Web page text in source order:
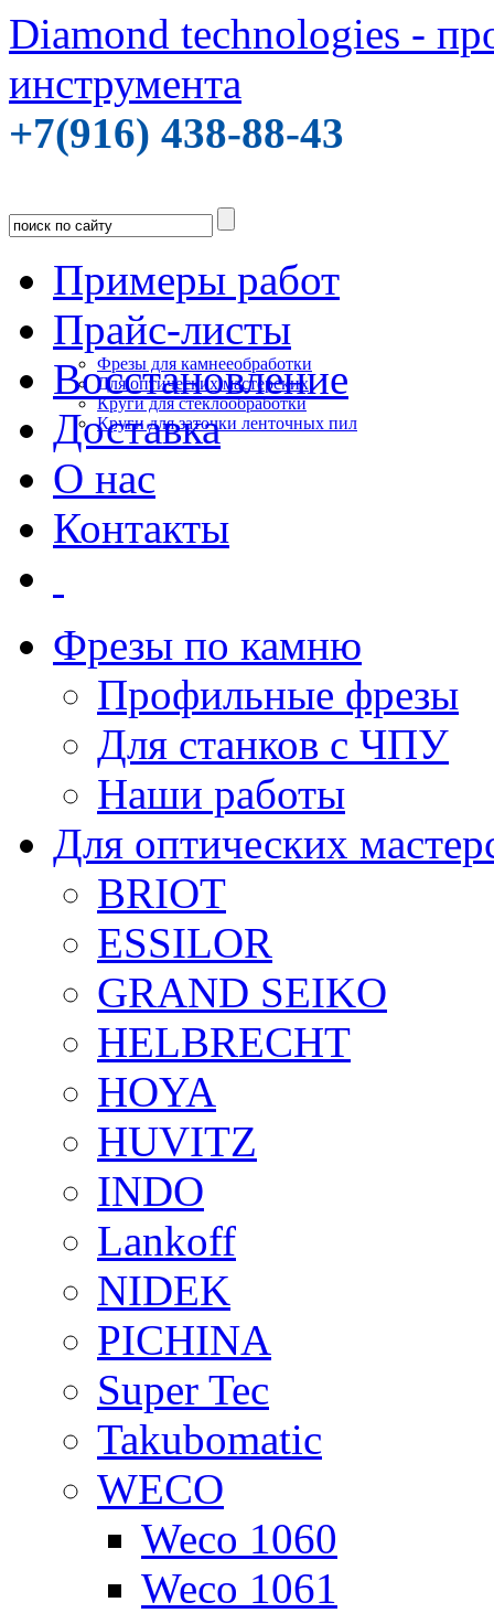
Diamond technologies -
инструмента
+7(916) 438-88-43
Примеры работ
Прайс-листы
Фрезы для камнееобработки
Для оптических мастерских
Круги для стеклообработки
Круги для заточки ленточных пил
Восстановление
Доставка
О нас
Контакты
Фрезы по камню
Профильные фрезы
Для станков с ЧПУ
Наши работы
Для оптических
BRIOT
ESSILOR
GRAND SEIKO
HELBRECHT
HOYA
HUVITZ
INDO
Lankoff
NIDEK
PICHINA
Super Tec
Takubomatic
WECO
Weco 1060
Weco 1061